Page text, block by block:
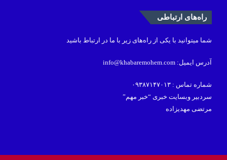
راه‌های ارتباطی
شما میتوانید با یکی از راه‌های زیر با ما در ارتباط باشید
آدرس ایمیل: info@khabaremohem.com
شماره تماس : ۰۹۳۸۷۱۴۷۰۱۳
سردبیر وبسایت خبری “خبر مهم”
مرتضی مهدیزاده